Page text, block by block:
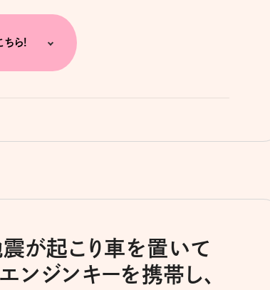
ちら!
が起こり車を置いて
ンジンキーを携帯し、